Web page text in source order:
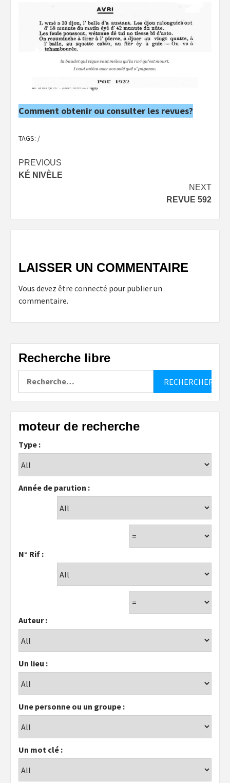
Comment obtenir ou consulter les revues?
TAGS: /
Post
navigation
PREVIOUS
KÉ NIVÈLE
NEXT
REVUE 592
LAISSER UN COMMENTAIRE
Vous devez être connecté pour publier un
commentaire.
Recherche libre
moteur de recherche
Type :
Année de parution :
N° Rif :
Auteur :
Un lieu :
Une personne ou un groupe :
Un mot clé :